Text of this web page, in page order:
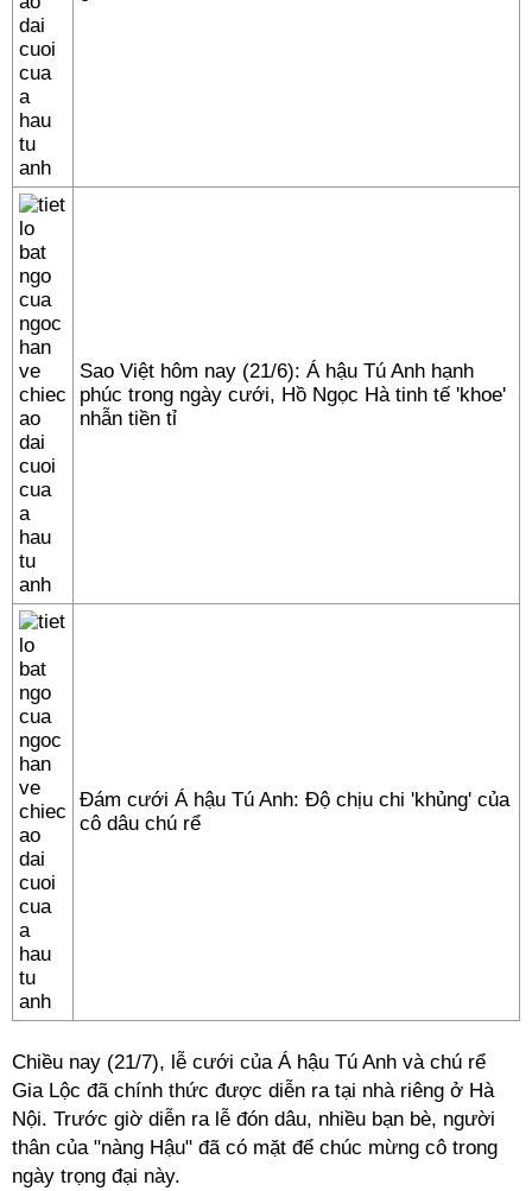
Sao Việt hôm nay (21/6): Á hậu Tú Anh hạnh
phúc trong ngày cưới, Hồ Ngọc Hà tinh tế 'khoe'
nhẫn tiền tỉ
Đám cưới Á hậu Tú Anh: Độ chịu chi 'khủng' của
cô dâu chú rể
Chiều nay (21/7), lễ cưới của Á hậu Tú Anh và chú rể
Gia Lộc đã chính thức được diễn ra tại nhà riêng ở Hà
Nội. Trước giờ diễn ra lễ đón dâu, nhiều bạn bè, người
thân của "nàng Hậu" đã có mặt để chúc mừng cô trong
ngày trọng đại này.